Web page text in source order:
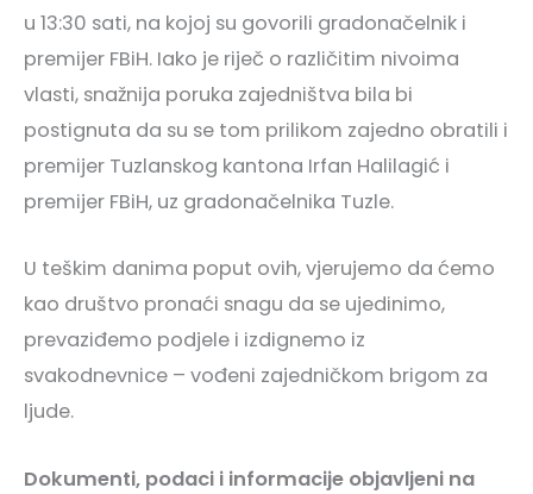
u 13:30 sati, na kojoj su govorili gradonačelnik i
premijer FBiH. Iako je riječ o različitim nivoima
vlasti, snažnija poruka zajedništva bila bi
postignuta da su se tom prilikom zajedno obratili i
premijer Tuzlanskog kantona Irfan Halilagić i
premijer FBiH, uz gradonačelnika Tuzle.
U teškim danima poput ovih, vjerujemo da ćemo
kao društvo pronaći snagu da se ujedinimo,
prevaziđemo podjele i izdignemo iz
svakodnevnice – vođeni zajedničkom brigom za
ljude.
Dokumenti, podaci i informacije objavljeni na